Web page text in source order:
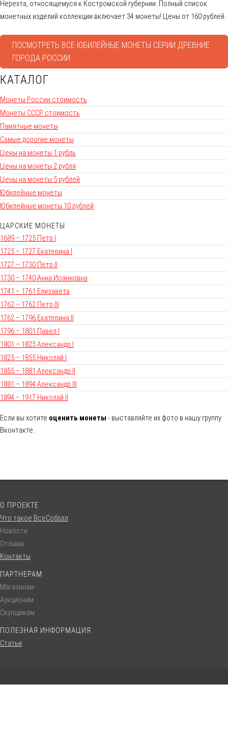
Нерехта, относящемуся к Костромской губернии. Полный список
монетных изделий коллекции включает 34 монеты! Цены от 160 рублей.
ПОСМОТРЕТЬ ВСЕ ЮБИЛЕЙНЫЕ МОНЕТЫ СЕРИИ ДРЕВНИЕ
ГОРОДА РОССИИ
КАТАЛОГ
Монеты России стоимость
Монеты СССР стоимость
Памятные монеты
Самые дорогие монеты
Цены на монеты 1 рубль
Цены на монеты 2 рубля
Цены на монеты 5 рублей
Юбилейные монеты
Юбилейные монеты 10 рублей
ЦАРСКИЕ МОНЕТЫ
1689 – 1725 Петр I
1725 – 1727 Екатерина I
1727 – 1730 Петр II
1730 – 1740 Анна Иоанновна
1741 – 1761 Елизавета
1762 – 1762 Петр III
1762 – 1796 Екатерина II
1796 – 1801 Павел I
1801 – 1825 Александр I
1825 – 1855 Николай I
1855 – 1881 Александр II
1881 – 1894 Александр III
1894 – 1917 Николай II
Если вы хотите оценить монеты - выставляйте их фото в нашу группу
Вконтакте.
О ПРОЕКТЕ
Что такое ВсеСобрал
Новости
Отзывы
Контакты
ПАРТНЕРАМ
Магазинам
Аукционам
Скупщикам
ПОЛЕЗНАЯ ИНФОРМАЦИЯ
Статьи